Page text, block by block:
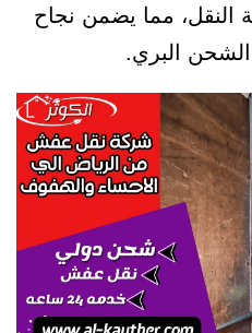
النقل، مما يضمن نجاح
البري.